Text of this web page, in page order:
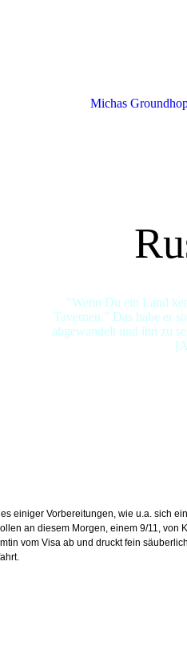
"Wenn Du ein Land
Tavernen." Das habe er
abgewandelt und ihn zu
einiger Vorbereitungen, wie u.a. sich
an diesem Morgen, einem 9/11,
vom Visa ab und druckt fein
Michas